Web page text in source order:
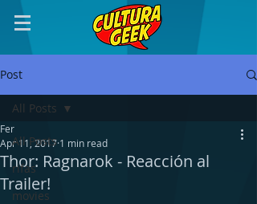
Post
All Posts
rifas
movies
All Posts
Thor: Ragnarok - Reacción al
Trailer!
Fer
Apr 11, 2017 1 min read